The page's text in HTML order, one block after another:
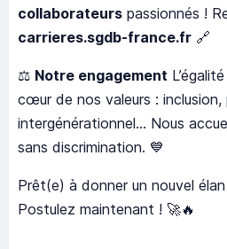
collaborateurs passionnés !
carrieres.sgdb-france.fr 🔗
⚖️ Notre engagement
cœur de nos valeurs : inclusion,
intergénérationnel... Nous
sans discrimination. 💙
Prêt(e) à donner un nouvel
Postulez maintenant ! 🚀🔥